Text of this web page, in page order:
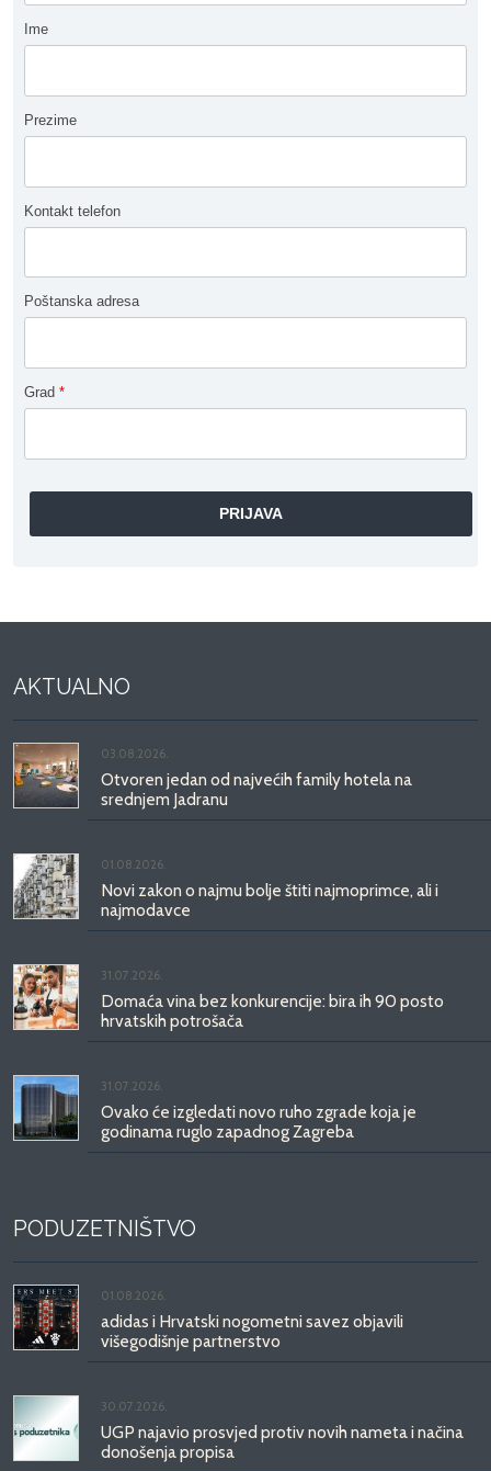
Ime
Prezime
Kontakt telefon
Poštanska adresa
Grad *
AKTUALNO
03.08.2026.
Otvoren jedan od najvećih family hotela na
srednjem Jadranu
01.08.2026.
Novi zakon o najmu bolje štiti najmoprimce, ali i
najmodavce
31.07.2026.
Domaća vina bez konkurencije: bira ih 90 posto
hrvatskih potrošača
31.07.2026.
Ovako će izgledati novo ruho zgrade koja je
godinama ruglo zapadnog Zagreba
PODUZETNIŠTVO
01.08.2026.
adidas i Hrvatski nogometni savez objavili
višegodišnje partnerstvo
30.07.2026.
UGP najavio prosvjed protiv novih nameta i načina
donošenja propisa